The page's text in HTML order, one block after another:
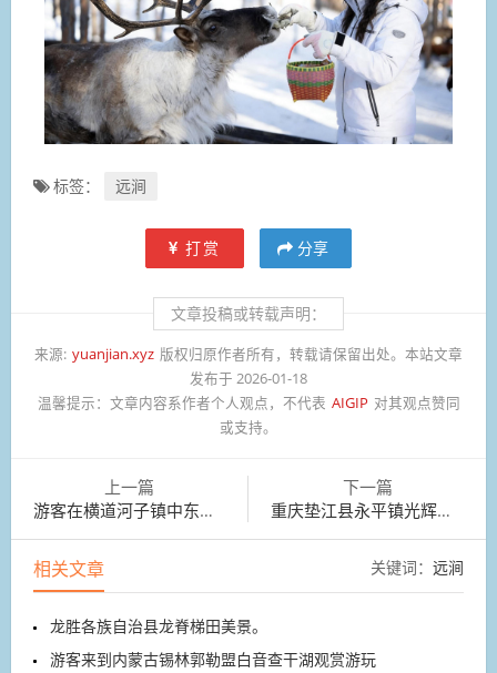
标签： 远涧
打赏 分享
文章投稿或转载声明：
来源: yuanjian.xyz 版权归原作者所有，转载请保留出处。本站文章
发布于 2026-01-18
温馨提示： 文章内容系作者个人观点，不代表 AIGIP 对其观点赞同
或支持。
上一篇
游客在横道河子镇中东铁路博物馆机车库展区拍照
下一篇
重庆垫江县永平镇光辉村柑橘基地，工人正在采收
相关文章 关键词： 远涧
龙胜各族自治县龙脊梯田美景。
游客来到内蒙古锡林郭勒盟白音查干湖观赏游玩